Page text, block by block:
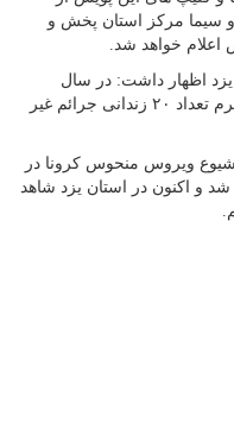
سیما مرکز استان پخش و
خواهد شد.
اظهار داشت: در سال
گذشته با اجرای این پویش در ایام ماه محرم تعداد ۲۰ زندانی جرائم غیر
شیوع ویروس منحوس کرونا در
شد و اکنون در استان یزد شاهد